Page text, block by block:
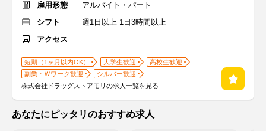
雇用形態
アルバイト・パート
シフト
週1日以上 1日3時間以上
アクセス
短期（1ヶ月以内OK） 大学生歓迎
高校生歓迎
副業・Ｗワーク歓迎
シルバー歓迎
株式会社ドラッグストアモリの求人一覧を見る
あなたにピッタリのおすすめ求人